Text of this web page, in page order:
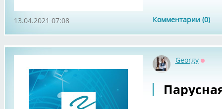
Комментарии (0)
13.04.2021 07:08
Georgy